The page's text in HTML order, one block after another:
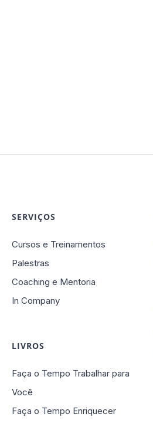
SERVIÇOS
Cursos e Treinamentos
Palestras
Coaching e Mentoria
In Company
LIVROS
Faça o Tempo Trabalhar para
Você
Faça o Tempo Enriquecer